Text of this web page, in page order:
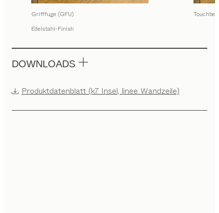
Grifffuge (GFU)
Edelstahl-Finish
DOWNLOADS
Produktdatenblatt (k7 Insel, linee Wandzeile)